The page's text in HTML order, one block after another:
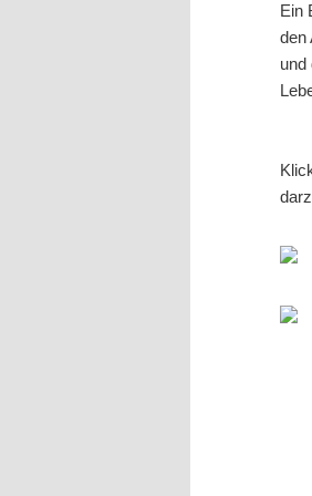
Ein
den
und